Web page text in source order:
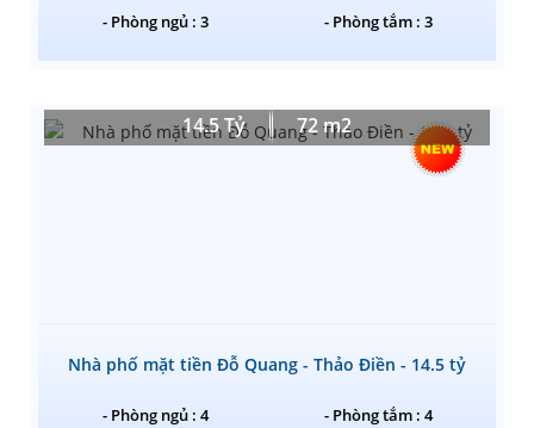
- Phòng ngủ : 3 - Phòng tắm : 3
14.5 Tỷ 72 m2
Nhà phố mặt tiền Đỗ Quang - Thảo Điền - 14.5 tỷ
- Phòng ngủ : 4 - Phòng tắm : 4